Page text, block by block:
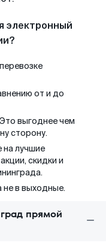
электронный
от и до
выгоднее чем
сторону.
на лучшие
скидки и
не в выходные.
прямой